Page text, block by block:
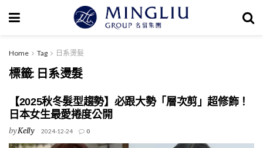
Home Tag 日系燙髮
標籤: 日系燙髮
【2025秋冬髮型趨勢】必跟大勢「層次剪」超修飾！
日本女生最愛捲度公開
byKelly 2024-12-24 0